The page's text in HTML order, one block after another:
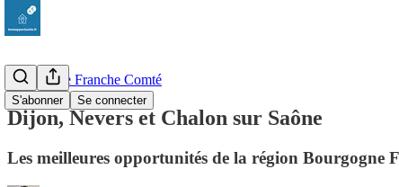
S'abonner Se connecter
Bourgogne Franche Comté
Dijon, Nevers et Chalon sur Saône
Les meilleures opportunités de la région Bourgogne